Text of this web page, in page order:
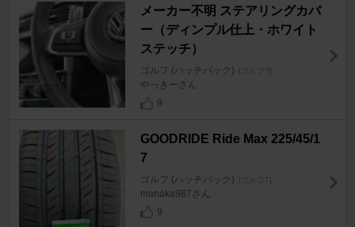
メーカー不明 ステアリングカバ
ー（ディンプル仕上・ホワイト
ステッチ）
ゴルフ (ハッチバック) [ゴルフ7]
やっきーさん
9
GOODRIDE Ride Max 225/45/1
7
ゴルフ (ハッチバック) [ゴルフ7]
manaka987さん
9